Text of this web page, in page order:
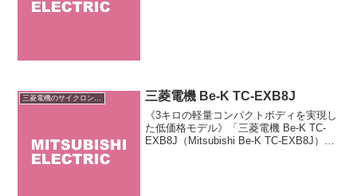
三菱電機 Be-K TC-EXB8J
《3キロの軽量コンパクトボディを実現し
た低価格モデル》「三菱電機 Be-K TC-
EXB8J（Mitsubishi Be-K TC-EXB8J）」